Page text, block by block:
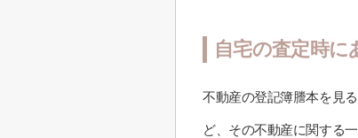
自宅の査定時
不動産の登記簿謄本を見
ど、その不動産に関する